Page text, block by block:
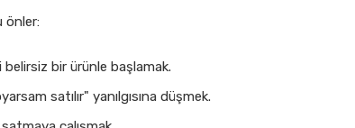
önler:
bir ürünle başlamak.
satılır" yanılgısına düşmek.